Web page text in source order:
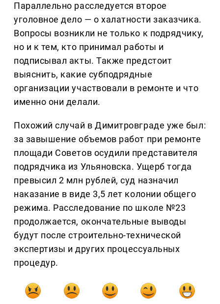
Параллельно расследуется второе
уголовное дело — о халатности заказчика.
Вопросы возникли не только к подрядчику,
но и к тем, кто принимал работы и
подписывал акты. Также предстоит
выяснить, какие субподрядные
организации участвовали в ремонте и что
именно они делали.
Похожий случай в Димитровграде уже был:
за завышение объемов работ при ремонте
площади Советов осудили представителя
подрядчика из Ульяновска. Ущерб тогда
превысил 2 млн рублей, суд назначил
наказание в виде 3,5 лет колонии общего
режима. Расследование по школе №23
продолжается, окончательные выводы
будут после строительно-технической
экспертизы и других процессуальных
процедур.